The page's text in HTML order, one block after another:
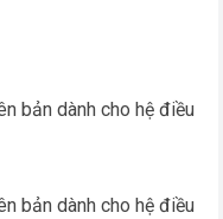
bản dành cho hệ điều
bản dành cho hệ điều